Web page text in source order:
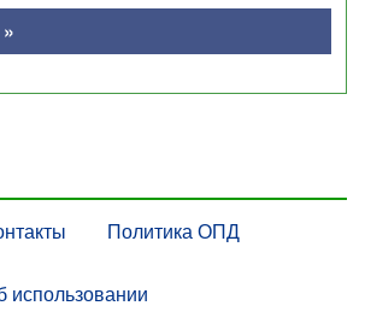
Политика ОПД